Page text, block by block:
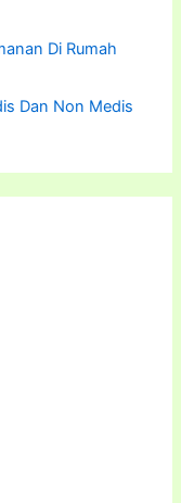
Di Rumah
Dan Non Medis